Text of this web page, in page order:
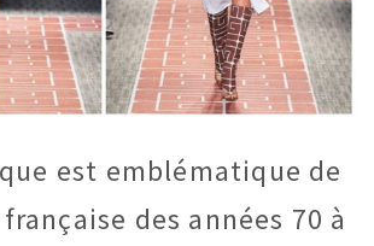
est emblématique de
des années 70 à